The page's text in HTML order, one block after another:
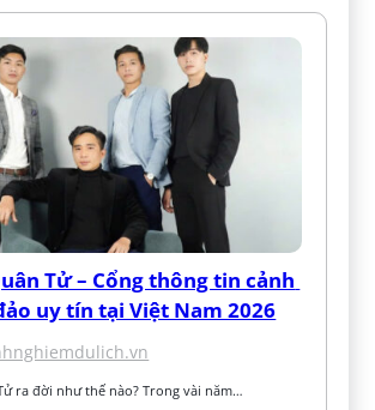
Tử – Cổng thông tin cảnh
uy tín tại Việt Nam 2026
ra đời như thế nào? Trong vài năm…